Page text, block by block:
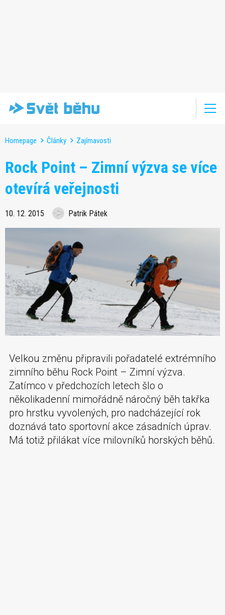
Homepage Články Zajímavosti
Rock Point – Zimní výzva se více
otevírá veřejnosti
10. 12. 2015 Patrik Pátek
Velkou změnu připravili pořadatelé extrémního
zimního běhu Rock Point – Zimní výzva.
Zatímco v předchozích letech šlo o
několikadenní mimořádně náročný běh takřka
pro hrstku vyvolených, pro nadcházející rok
doznává tato sportovní akce zásadních úprav.
Má totiž přilákat více milovníků horských běhů.